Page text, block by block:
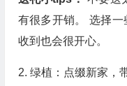
有很多开销。 选择
收到也会很开心。
2. 绿植：点缀新家，